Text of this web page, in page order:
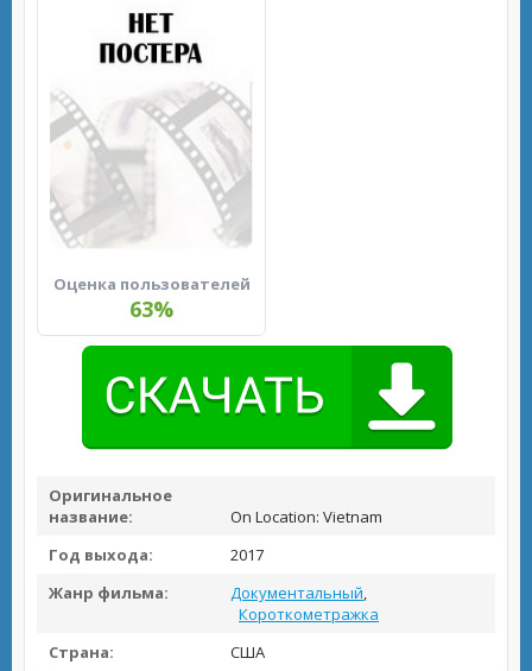
Оценка пользователей
63%
Оригинальное
название:
On Location: Vietnam
Год выхода:
2017
Жанр фильма:
Документальный,
Короткометражка
Страна:
США